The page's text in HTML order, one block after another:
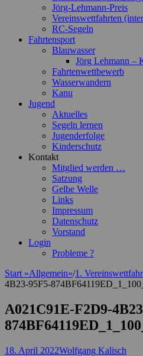
Jörg-Lehmann-Preis
Vereinswettfahrten
RC-Segeln
Fahrtensport
Blauwasser
Jörg Lehmann –
Fahrtenwettbewerb
Wasserwandern
Kanu
Jugend
Aktuelles
Segeln lernen
Jugenderfolge
Kinderschutz
Kontakt
Mitglied werden …
Satzung
Gelbe Welle
Links
Impressum
Datenschutz
Vorstand
Login
Probleme ?
Start »Allgemein»/1.
4B23-95F5-
A021C91E-F2D9-
Posted
18. April 2022Autor
Wolfgang Kalisch